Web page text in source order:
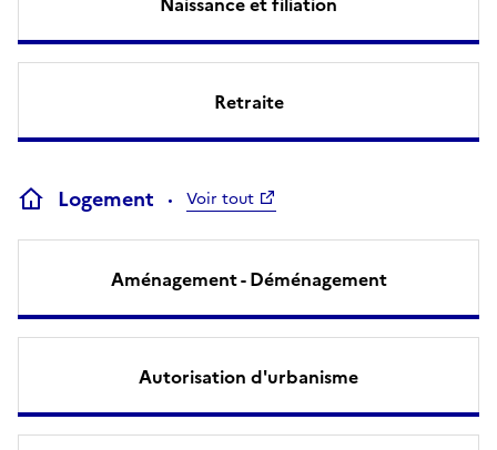
Retraite
Logement Voir tout
Aménagement - Déménagement
Autorisation d'urbanisme